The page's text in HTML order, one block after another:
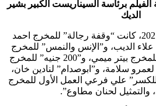
برئاسة السيناريست الكبير بشير
الديك
وأشار إلى أن أفلام عام 2021، كانت “وقفة رجالة” للمخرج احمد
علاء الديب، و”الإنس والنمس” للمخرج
شريف عرفة، و”موسي” للمخرج بيتر ميمي، و”200 جنيه” للمخرج
سلامة، و”ابوصدام” لنادين خان،
للكسر” علي فرعي العمل الأول للمخرج
والتمثيل لحنان مطاوع”.